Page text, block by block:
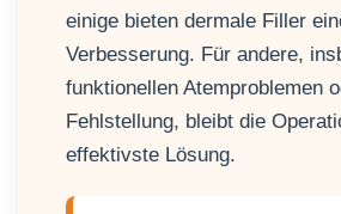
einige bieten dermale Filler
Verbesserung. Für andere,
funktionellen Atemproblemen
Fehlstellung, bleibt die
effektivste Lösung.